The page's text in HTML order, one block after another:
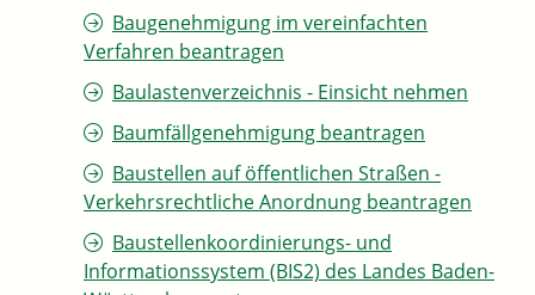
Baugenehmigung im vereinfachten
Verfahren beantragen
Baulastenverzeichnis - Einsicht nehmen
Baumfällgenehmigung beantragen
Baustellen auf öffentlichen Straßen -
Verkehrsrechtliche Anordnung beantragen
Baustellenkoordinierungs- und
Informationssystem (BIS2) des Landes Baden-